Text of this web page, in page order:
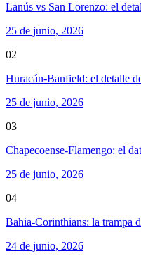
Lanús vs San Lorenzo: el
25 de junio, 2026
02
Huracán-Banfield: el detalle
25 de junio, 2026
03
Chapecoense-Flamengo: el
25 de junio, 2026
04
Bahia-Corinthians: la trampa
24 de junio, 2026